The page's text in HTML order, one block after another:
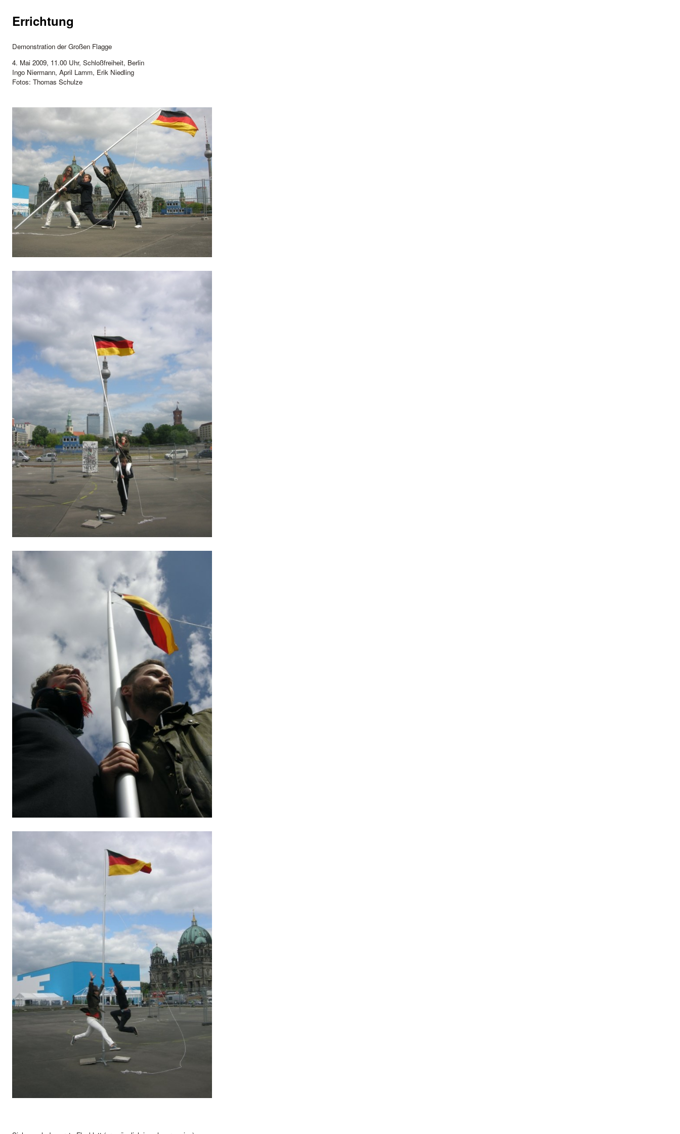
Errichtung
Demonstration der Großen Flagge
4. Mai 2009, 11.00 Uhr, Schloßfreiheit, Berlin
Ingo Niermann, April Lamm, Erik Niedling
Fotos: Thomas Schulze